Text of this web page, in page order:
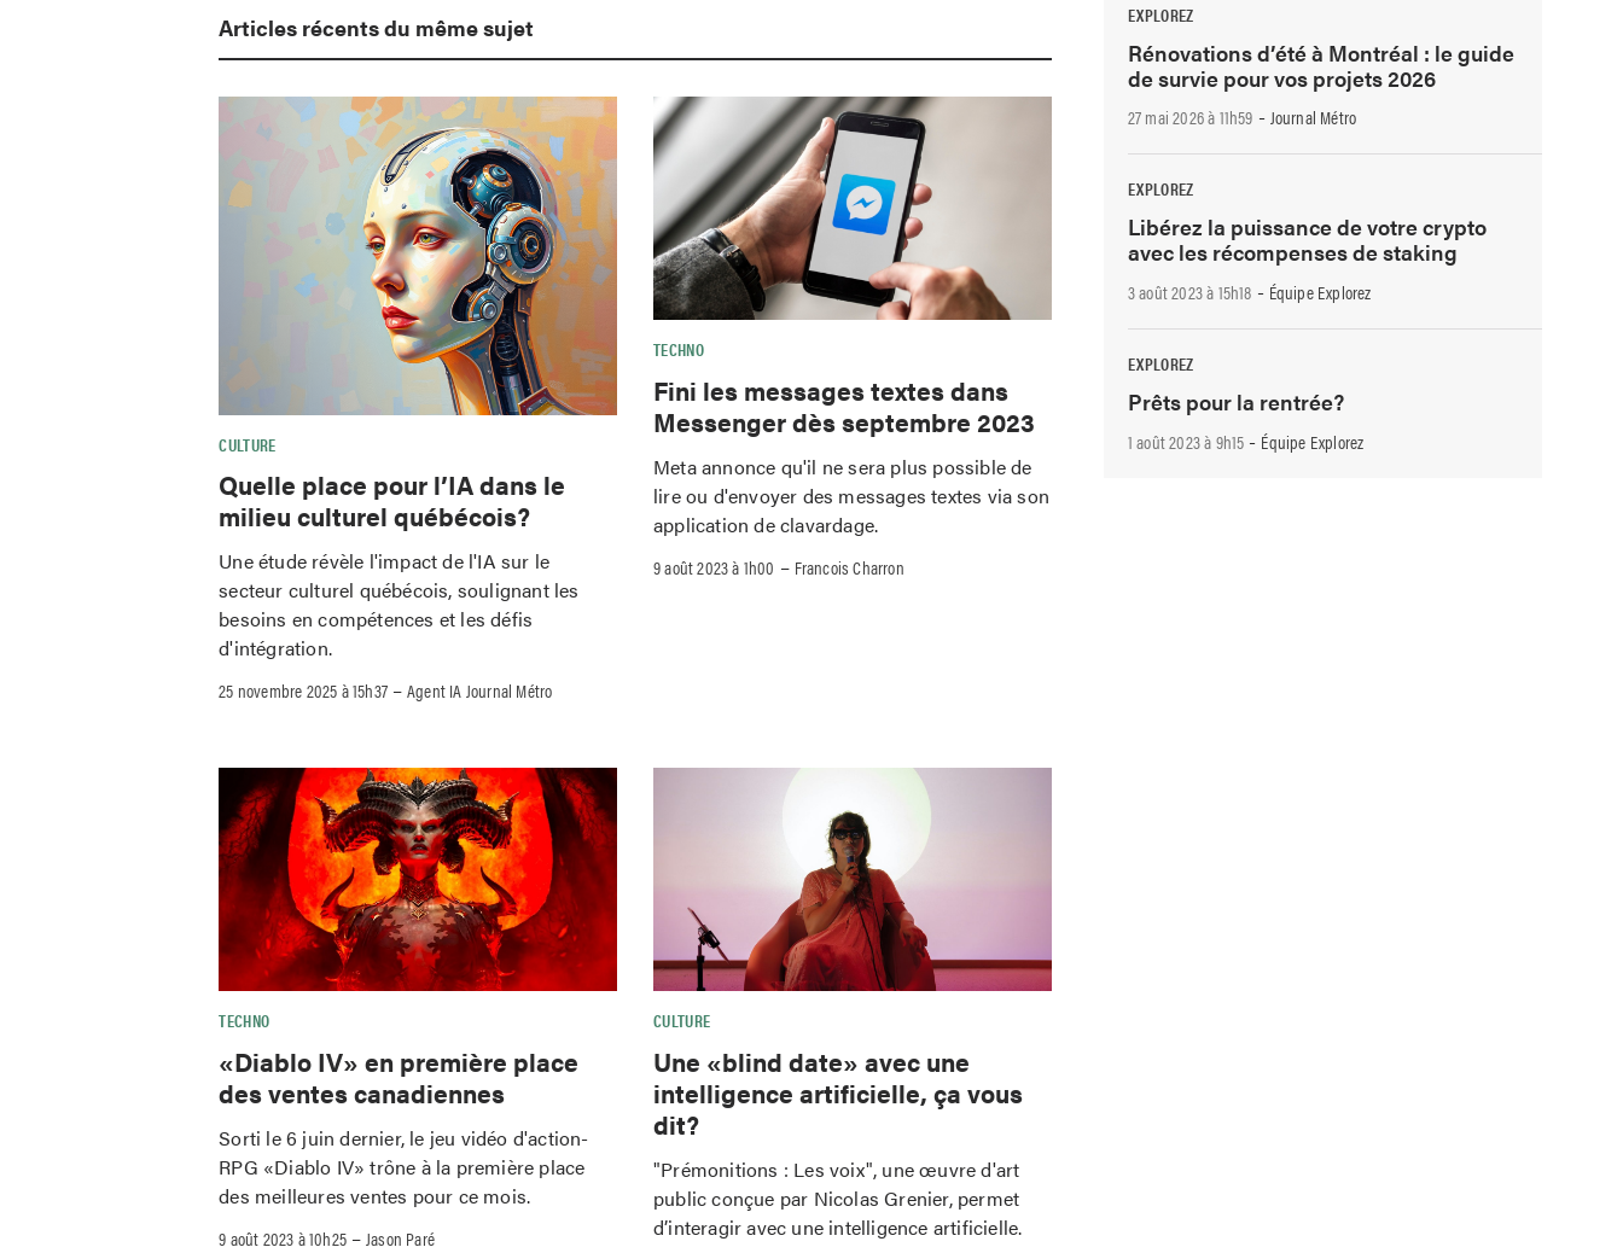
Articles récents du même sujet
CULTURE
Quelle place pour l’IA dans le
milieu culturel québécois?
Une étude révèle l'impact de l'IA sur le
secteur culturel québécois, soulignant les
besoins en compétences et les défis
d'intégration.
25 novembre 2025 à 15h37 –Agent IA Journal Métro
TECHNO
Fini les messages textes dans
Messenger dès septembre 2023
Meta annonce qu'il ne sera plus possible de
lire ou d'envoyer des messages textes via son
application de clavardage.
9 août 2023 à 1h00 – Francois Charron
TECHNO
«Diablo IV» en première place
des ventes canadiennes
Sorti le 6 juin dernier, le jeu vidéo d'action-
RPG «Diablo IV» trône à la première place
des meilleures ventes pour ce mois.
9 août 2023 à 10h25 –Jason Paré
CULTURE
Une «blind date» avec une
intelligence artificielle, ça vous
dit?
"Prémonitions : Les voix", une œuvre d'art
public conçue par Nicolas Grenier, permet
d’interagir avec une intelligence artificielle.
EXPLOREZ
Rénovations d’été à Montréal : le guide
de survie pour vos projets 2026
27 mai 2026 à 11h59 -Journal Métro
EXPLOREZ
Libérez la puissance de votre crypto
avec les récompenses de staking
3 août 2023 à 15h18 - Équipe Explorez
EXPLOREZ
Prêts pour la rentrée?
1 août 2023 à 9h15 - Équipe Explorez